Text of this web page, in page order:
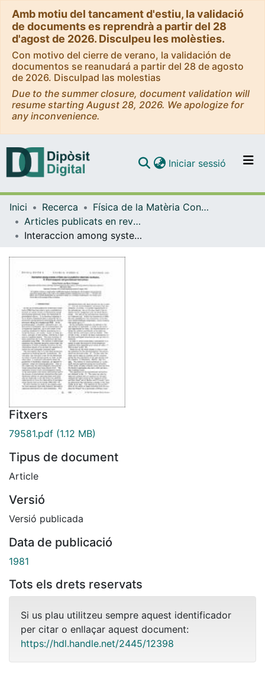
Amb motiu del tancament d'estiu, la validació
de documents es reprendrà a partir del 28
d'agost de 2026. Disculpeu les molèsties.
Con motivo del cierre de verano, la validación de
documentos se reanudará a partir del 28 de agosto
de 2026. Disculpad las molestias
Due to the summer closure, document validation will
resume starting August 28, 2026. We apologize for
any inconvenience.
Navega per tot el DD
Com publicar
Contacte
Iniciar sessió (current)
Inici Recerca
Física de la Matèria Condensada
Articles publicats en revistes (Física de la Matèria Condensada)
Interaccion among systems of finite size in predictive relativistic mechanics -II. Electromagnetic and gravitational interactions
Fitxers
79581.pdf (1.12 MB)
Tipus de document
Article
Versió
Versió publicada
Data de publicació
1981
Tots els drets reservats
Si us plau utilitzeu sempre aquest identificador
per citar o enllaçar aquest document:
https://hdl.handle.net/2445/12398